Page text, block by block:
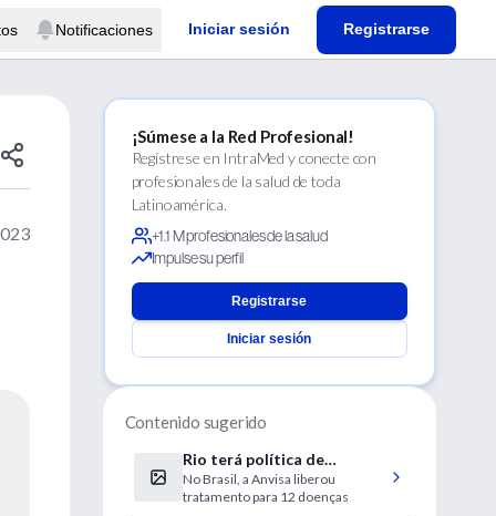
Notificaciones Iniciar sesión Registrarse
¡Súmese a la Red Profesional!
Regístrese en IntraMed y conecte con
profesionales de la salud de toda
Latinoamérica.
+1.1 M profesionales de la salud
Impulse su perfil
Registrarse
Iniciar sesión
Contenido sugerido
Rio terá política de
fornecimento de canabidiol
pelo SUS
No Brasil, a Anvisa liberou
tratamento para 12 doenças